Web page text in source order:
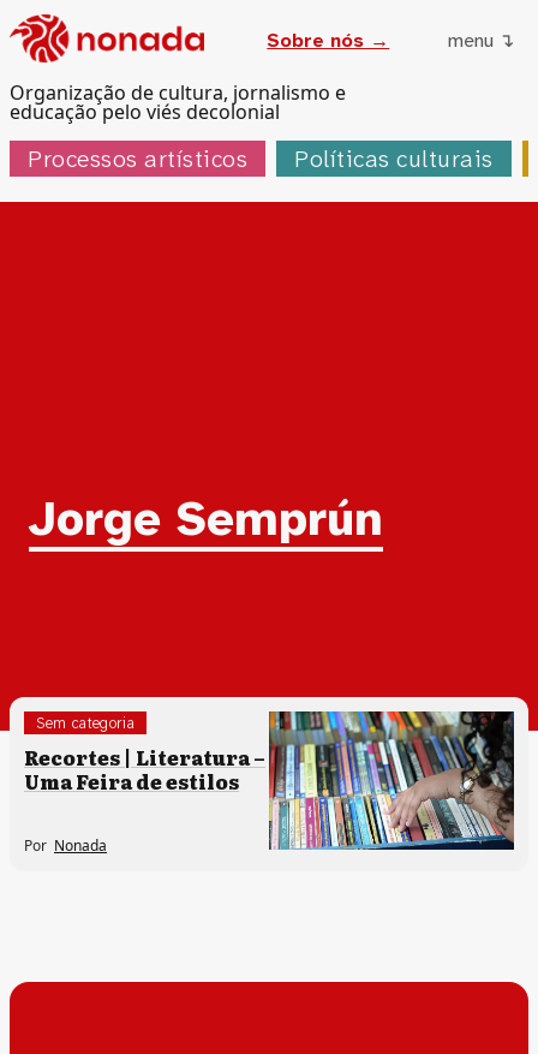
Organização de cultura, jornalismo e
educação pelo viés decolonial
Sobre nós → menu ↴
Processos artísticos Políticas culturais
Tag:
Jorge Semprún
Sem categoria
Recortes | Literatura –
Uma Feira de estilos
Por Nonada